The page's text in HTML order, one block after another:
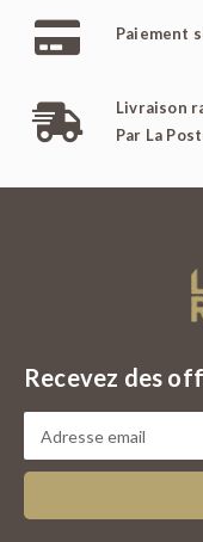
Paiement
Livraison
Par La
Recevez des